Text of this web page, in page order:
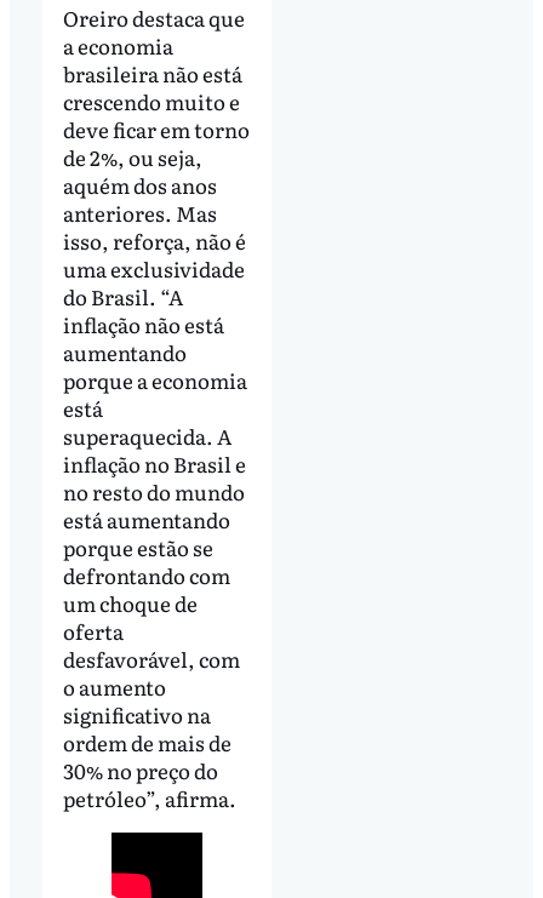
Oreiro destaca que
a economia
brasileira não está
crescendo muito e
deve ficar em torno
de 2%, ou seja,
aquém dos anos
anteriores. Mas
isso, reforça, não é
uma exclusividade
do Brasil. “A
inflação não está
aumentando
porque a economia
está
superaquecida. A
inflação no Brasil e
no resto do mundo
está aumentando
porque estão se
defrontando com
um choque de
oferta
desfavorável, com
o aumento
significativo na
ordem de mais de
30% no preço do
petróleo”, afirma.